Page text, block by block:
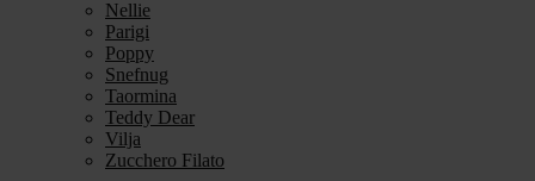
Nellie
Parigi
Poppy
Snefnug
Taormina
Teddy Dear
Vilja
Zucchero Filato